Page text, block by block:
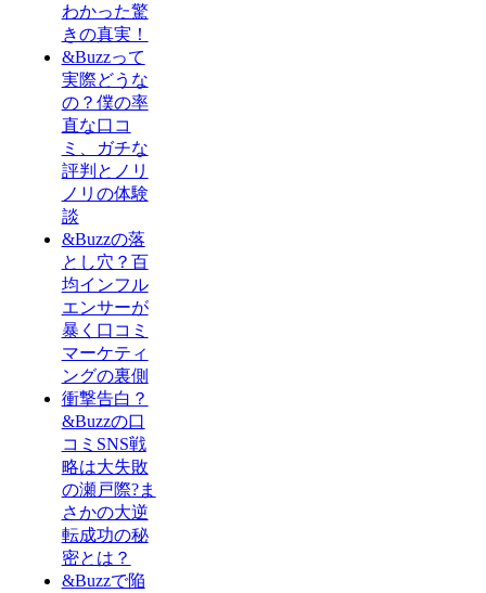
わかった驚
きの真実！
&Buzzって
実際どうな
の？僕の率
直な口コ
ミ、ガチな
評判とノリ
ノリの体験
談
&Buzzの落
とし穴？百
均インフル
エンサーが
暴く口コミ
マーケティ
ングの裏側
衝撃告白？
&Buzzの口
コミSNS戦
略は大失敗
の瀬戸際?ま
さかの大逆
転成功の秘
密とは？
&Buzzで陥